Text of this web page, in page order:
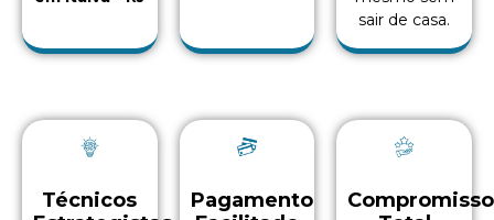
sair de casa.
Técnicos
Pagamento
Compromisso